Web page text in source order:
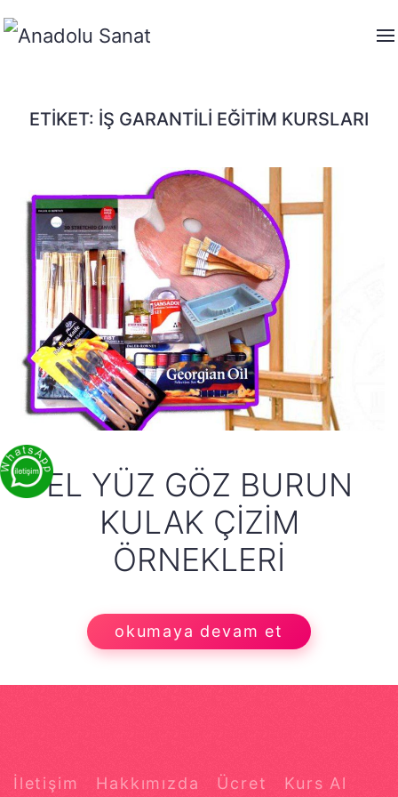
ETIKET: İŞ GARANTILI EĞITIM KURSLARI
EL YÜZ GÖZ BURUN
KULAK ÇIZIM
ÖRNEKLERI
okumaya devam et
İletişim Hakkımızda Ücret Kurs Al